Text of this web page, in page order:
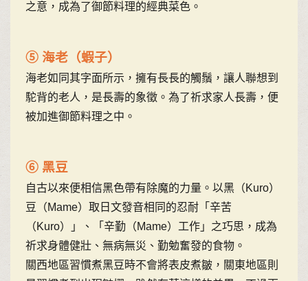
之意，成為了御節料理的經典菜色。
⑤ 海老（蝦子）
海老如同其字面所示，擁有長長的觸鬚，讓人聯想到
駝背的老人，是長壽的象徵。為了祈求家人長壽，便
被加進御節料理之中。
⑥ 黑豆
自古以來便相信黑色帶有除魔的力量。以黑（Kuro）
豆（Mame）取日文發音相同的忍耐「辛苦
（Kuro）」、「辛勤（Mame）工作」之巧思，成為
祈求身體健壯、無病無災、勤勉奮發的食物。
關西地區習慣煮黑豆時不會將表皮煮皺，關東地區則